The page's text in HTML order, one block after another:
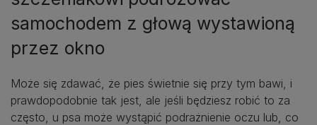
samochodem z głową wystawioną
przez okno
Może się zdawać, że pies świetnie się przy tym bawi, i
prawdopodobnie tak jest, ale jeśli będziesz robić to za
często, u psa może wystąpić podrażnienie oczu lub, co